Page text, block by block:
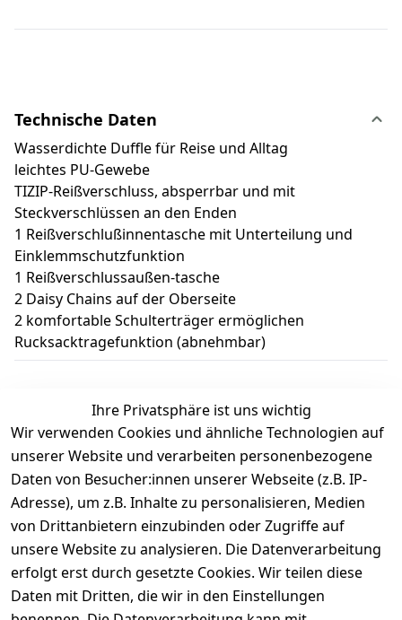
Technische Daten
Wasserdichte Duffle für Reise und Alltag
leichtes PU-Gewebe
TIZIP-Reißverschluss, absperrbar und mit
Steckverschlüssen an den Enden
1 Reißverschlußinnentasche mit Unterteilung und
Einklemmschutzfunktion
1 Reißverschlussaußen-tasche
2 Daisy Chains auf der Oberseite
2 komfortable Schulterträger ermöglichen
Rucksacktragefunktion (abnehmbar)
Kundenbewertungen
Durchschnittliche Bewertung
0
Basierend auf 0 Bewertung(en)
Bewertung abgeben
5
( 0 )
Ihre Privatsphäre ist uns wichtig
Wir verwenden Cookies und ähnliche Technologien auf
unserer Website und verarbeiten personenbezogene
Daten von Besucher:innen unserer Webseite (z.B. IP-
Adresse), um z.B. Inhalte zu personalisieren, Medien
von Drittanbietern einzubinden oder Zugriffe auf
unsere Website zu analysieren. Die Datenverarbeitung
erfolgt erst durch gesetzte Cookies. Wir teilen diese
Daten mit Dritten, die wir in den Einstellungen